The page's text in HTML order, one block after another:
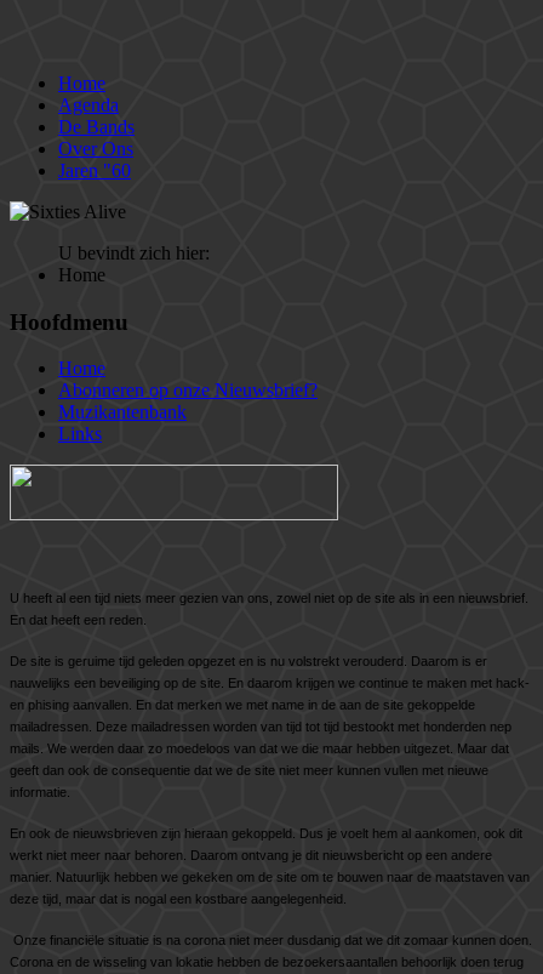
Home
Agenda
De Bands
Over Ons
Jaren "60
U bevindt zich hier:
Home
Hoofdmenu
Home
Abonneren op onze Nieuwsbrief?
Muzikantenbank
Links
U heeft al een tijd niets meer gezien van ons, zowel niet op de site als in een nieuwsbrief.
En dat heeft een reden.
De site is geruime tijd geleden opgezet en is nu volstrekt verouderd. Daarom is er
nauwelijks een beveiliging op de site. En daarom krijgen we continue te maken met hack-
en phising aanvallen. En dat merken we met name in de aan de site gekoppelde
mailadressen. Deze mailadressen worden van tijd tot tijd bestookt met honderden nep
mails. We werden daar zo moedeloos van dat we die maar hebben uitgezet. Maar dat
geeft dan ook de consequentie dat we de site niet meer kunnen vullen met nieuwe
informatie.
En ook de nieuwsbrieven zijn hieraan gekoppeld. Dus je voelt hem al aankomen, ook dit
werkt niet meer naar behoren. Daarom ontvang je dit nieuwsbericht op een andere
manier. Natuurlijk hebben we gekeken om de site om te bouwen naar de maatstaven van
deze tijd, maar dat is nogal een kostbare aangelegenheid.
Onze financiële situatie is na corona niet meer dusdanig dat we dit zomaar kunnen doen.
Corona en de wisseling van lokatie hebben de bezoekersaantallen behoorlijk doen terug